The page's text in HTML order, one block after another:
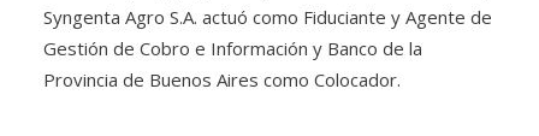
Syngenta Agro S.A. actuó como Fiduciante y Agente de
Gestión de Cobro e Información y Banco de la
Provincia de Buenos Aires como Colocador.